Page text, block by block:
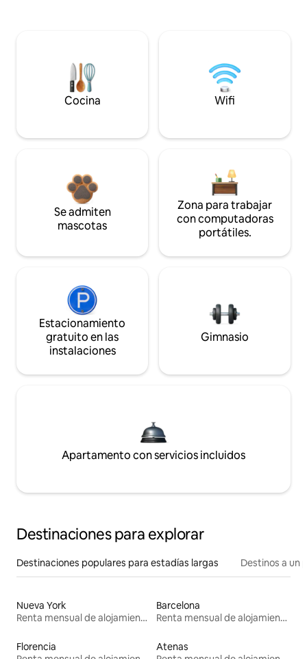
Cocina Wifi
Se admiten
mascotas
Zona para trabajar
con computadoras
portátiles.
Estacionamiento
gratuito en las
instalaciones
Gimnasio
Apartamento con servicios incluidos
Destinaciones para explorar
Destinaciones populares para estadías largas Destinos a un
Nueva York
Renta mensual de alojamientos
Barcelona
Renta mensual de alojamientos
Florencia
Atenas